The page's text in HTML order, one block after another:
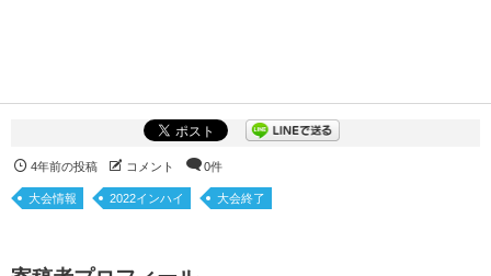
4年前の投稿 コメント 0件
大会情報 2022インハイ 大会終了